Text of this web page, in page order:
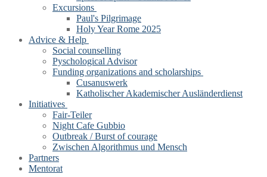
Excursions
Paul's Pilgrimage
Holy Year Rome 2025
Advice & Help
Social counselling
Pyschological Advisor
Funding organizations and scholarships
Cusanuswerk
Katholischer Akademischer Ausländerdienst
Initiatives
Fair-Teiler
Night Cafe Gubbio
Outbreak / Burst of courage
Zwischen Algorithmus und Mensch
Partners
Mentorat